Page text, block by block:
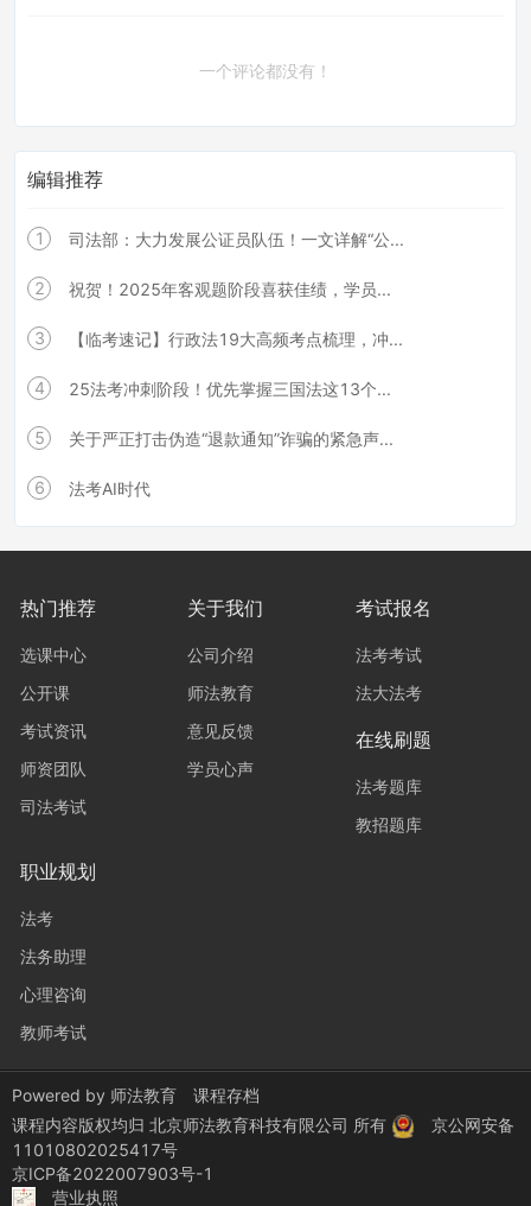
一个评论都没有！
编辑推荐
1 司法部：大力发展公证员队伍！一文详解“公...
2 祝贺！2025年客观题阶段喜获佳绩，学员...
3 【临考速记】行政法19大高频考点梳理，冲...
4 25法考冲刺阶段！优先掌握三国法这13个...
5 关于严正打击伪造“退款通知”诈骗的紧急声...
6 法考AI时代
热门推荐
选课中心
公开课
考试资讯
师资团队
司法考试
关于我们
公司介绍
师法教育
意见反馈
学员心声
考试报名
法考考试
法大法考
在线刷题
法考题库
教招题库
职业规划
法考
法务助理
心理咨询
教师考试
Powered by 师法教育
课程存档
课程内容版权均归 北京师法教育科技有限公司 所有
京公网安备
11010802025417号
京ICP备2022007903号-1
营业执照